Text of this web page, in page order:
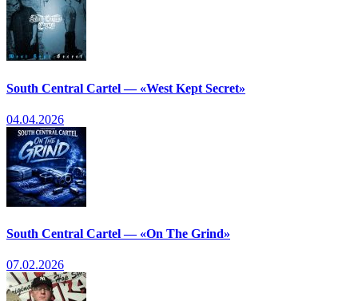
South Central Cartel — «West Kept Secret»
04.04.2026
South Central Cartel — «On The Grind»
07.02.2026